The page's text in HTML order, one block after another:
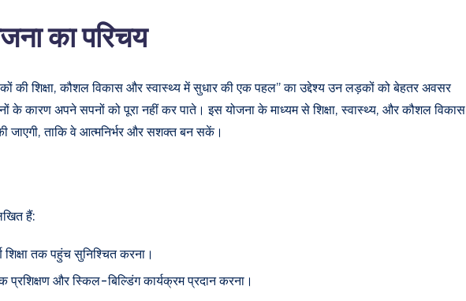
कापरिचय
की शिक्षा, कौशल विकास और स्वास्थ्य में सुधार की एक पहल” का उद्देश्य उन लड़कों को बेहतर अवसर
के कारण अपने सपनों को पूरा नहीं कर पाते। इस योजना के माध्यम से शिक्षा, स्वास्थ्य, और कौशल विकास
जाएगी, ताकि वे आत्मनिर्भर और सशक्त बन सकें।
हैं:
शिक्षा तक पहुंच सुनिश्चित करना।
प्रशिक्षण और स्किल-बिल्डिंग कार्यक्रम प्रदान करना।